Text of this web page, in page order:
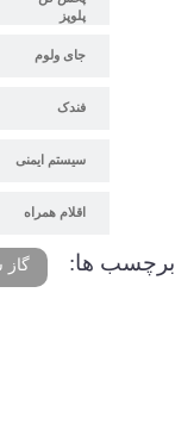
پلوپز
جای ولوم
فندک
سیستم ایمنی
اقلام همراه
برچسب ها: